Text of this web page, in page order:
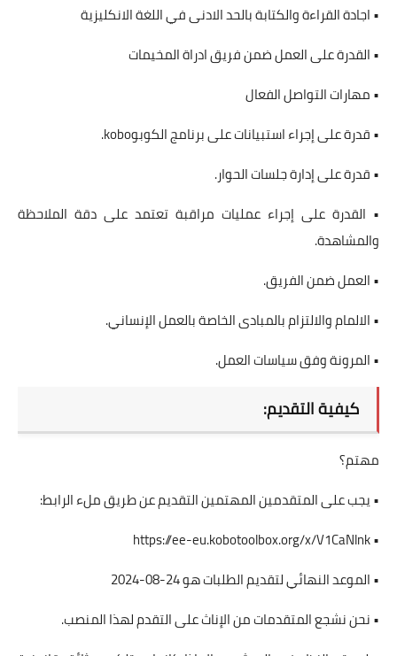
• اجادة القراءة والكتابة بالحد الادنى في اللغة الانكليزية
• القدرة على العمل ضمن فريق ادراة المخيمات
• مهارات التواصل الفعال
• قدرة على إجراء استبيانات على برنامج الكوبوkobo.
• قدرة على إدارة جلسات الحوار.
• القدرة على إجراء عمليات مراقبة تعتمد على دقة الملاحظة
والمشاهدة.
• العمل ضمن الفريق.
• الالمام والالتزام بالمبادى الخاصة بالعمل الإنساني.
• المرونة وفق سياسات العمل.
كيفية التقديم:
مهتم؟
• يجب على المتقدمين المهتمين التقديم عن طريق ملء الرابط:
•
https://ee-eu.kobotoolbox.org/x/V1CaNlnk
• الموعد النهائي لتقديم الطلبات هو 24-08-2024
• نحن نشجع المتقدمات من الإناث على التقدم لهذا المنصب.